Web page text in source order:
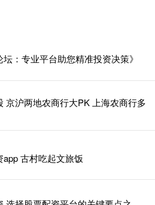
坛：专业平台助您精准投资决策》
京沪两地农商行大PK 上海农商行多
app 古村吃起文旅饭